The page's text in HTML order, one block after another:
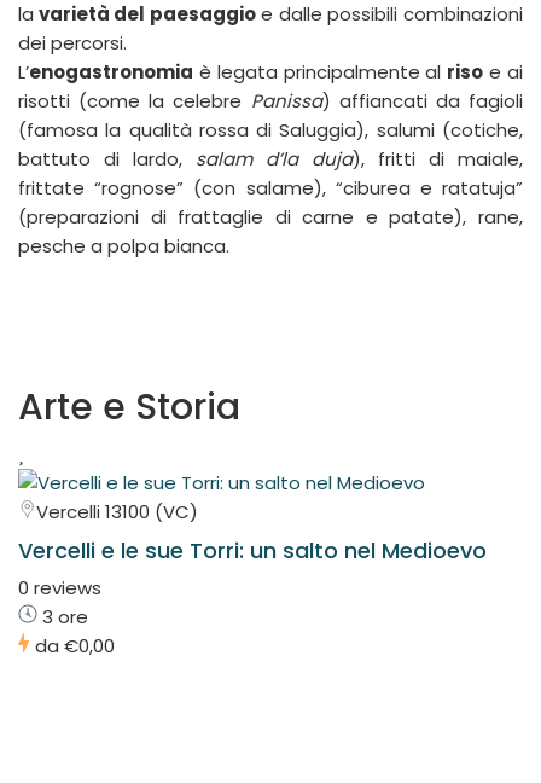
la varietà del paesaggioe dalle possibili combinazioni
dei percorsi.
L’enogastronomia è legata principalmente al riso e ai
risotti (come la celebre Panissa) affiancati da fagioli
(famosa la qualità rossa di Saluggia), salumi (cotiche,
battuto di lardo, salam d’la duja), fritti di maiale,
frittate “rognose” (con salame), “ciburea e ratatuja”
(preparazioni di frattaglie di carne e patate), rane,
pesche a polpa bianca.
Arte e Storia
Vercelli 13100 (VC)
Vercelli e le sue Torri: un salto nel Medioevo
0 reviews
3 ore
da €0,00